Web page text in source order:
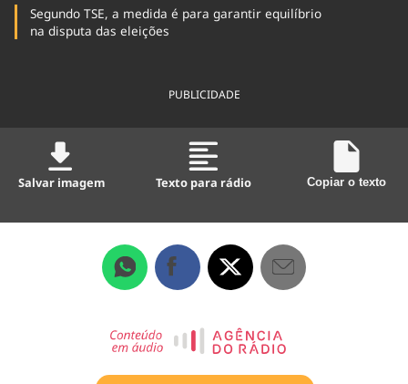
Segundo TSE, a medida é para garantir equilíbrio
na disputa das eleições
PUBLICIDADE
Salvar imagem Texto para rádio Copiar o texto